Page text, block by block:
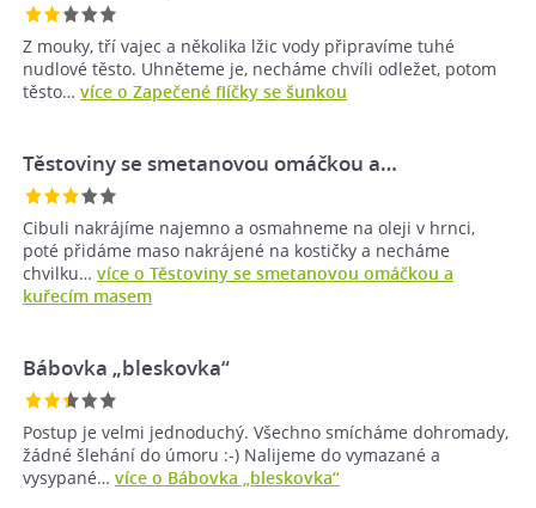
Z mouky, tří vajec a několika lžic vody připravíme tuhé
nudlové těsto. Uhněteme je, necháme chvíli odležet, potom
těsto… více o Zapečené flíčky se šunkou
Těstoviny se smetanovou omáčkou a…
Cibuli nakrájíme najemno a osmahneme na oleji v hrnci,
poté přidáme maso nakrájené na kostičky a necháme
chvilku… více o Těstoviny se smetanovou omáčkou a
kuřecím masem
Bábovka „bleskovka“
Postup je velmi jednoduchý. Všechno smícháme dohromady,
žádné šlehání do úmoru :-) Nalijeme do vymazané a
vysypané… více o Bábovka „bleskovka“